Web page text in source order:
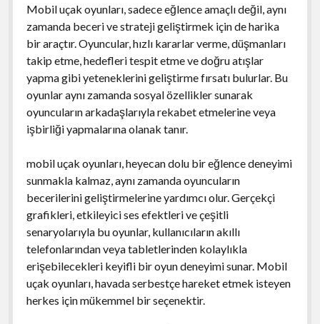
Mobil uçak oyunları, sadece eğlence amaçlı değil, aynı
zamanda beceri ve strateji geliştirmek için de harika
bir araçtır. Oyuncular, hızlı kararlar verme, düşmanları
takip etme, hedefleri tespit etme ve doğru atışlar
yapma gibi yeteneklerini geliştirme fırsatı bulurlar. Bu
oyunlar aynı zamanda sosyal özellikler sunarak
oyuncuların arkadaşlarıyla rekabet etmelerine veya
işbirliği yapmalarına olanak tanır.
mobil uçak oyunları, heyecan dolu bir eğlence deneyimi
sunmakla kalmaz, aynı zamanda oyuncuların
becerilerini geliştirmelerine yardımcı olur. Gerçekçi
grafikleri, etkileyici ses efektleri ve çeşitli
senaryolarıyla bu oyunlar, kullanıcıların akıllı
telefonlarından veya tabletlerinden kolaylıkla
erişebilecekleri keyifli bir oyun deneyimi sunar. Mobil
uçak oyunları, havada serbestçe hareket etmek isteyen
herkes için mükemmel bir seçenektir.